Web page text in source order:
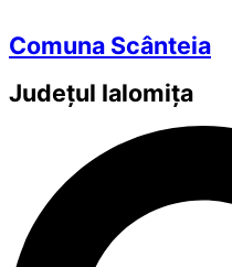
Comuna Scânteia
Județul Ialomița